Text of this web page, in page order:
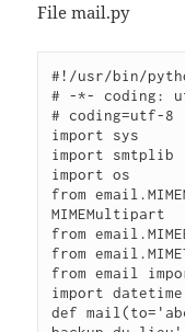
File mail.py
#!/usr/bin/
# -*- coding:
# coding=utf-8
import sys
import smtplib
import os
from
MIMEMultipart
from
from
from email
import datetime
def